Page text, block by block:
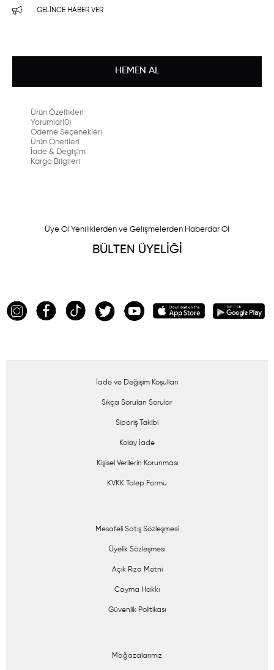
GELINCE HABER VER
Ürün Özellikleri
Yorumlar(0)
Ödeme Seçenekleri
Ürün Önerileri
İade & Degişim
Kargo Bilgileri
Üye Ol Yeniliklerden ve Gelişmelerden Haberdar Ol
BÜLTEN ÜYELİĞİ
İade ve Değişim Koşulları
Sıkça Sorulan Sorular
Sipariş Takibi
Kolay İade
Kişisel Verilerin Korunması
KVKK Talep Formu
Mesafeli Satış Sözleşmesi
Üyelik Sözleşmesi
Açık Rıza Metni
Cayma Hakkı
Güvenlik Politikası
Mağazalarımız